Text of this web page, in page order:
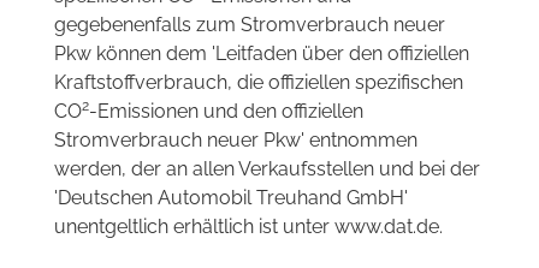
gegebenenfalls zum Stromverbrauch neuer
Pkw können dem 'Leitfaden über den offiziellen
Kraftstoffverbrauch, die offiziellen spezifischen
CO2-Emissionen und den offiziellen
Stromverbrauch neuer Pkw' entnommen
werden, der an allen Verkaufsstellen und bei der
'Deutschen Automobil Treuhand GmbH'
unentgeltlich erhältlich ist unter www.dat.de.